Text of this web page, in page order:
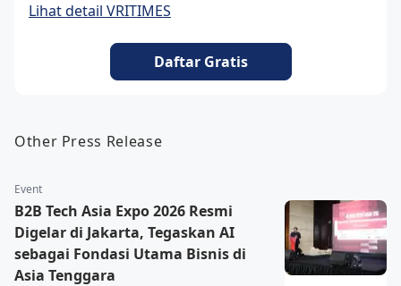
Lihat detail VRITIMES
Daftar Gratis
Other Press Release
Event
B2B Tech Asia Expo 2026 Resmi
Digelar di Jakarta, Tegaskan AI
sebagai Fondasi Utama Bisnis di
Asia Tenggara